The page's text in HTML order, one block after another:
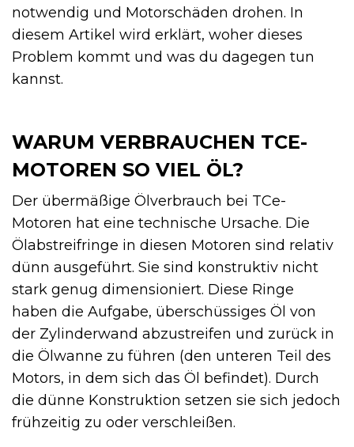
notwendig und Motorschäden drohen. In
diesem Artikel wird erklärt, woher dieses
Problem kommt und was du dagegen tun
kannst.
WARUM VERBRAUCHEN TCE-
MOTOREN SO VIEL ÖL?
Der übermäßige Ölverbrauch bei TCe-
Motoren hat eine technische Ursache. Die
Ölabstreifringe in diesen Motoren sind relativ
dünn ausgeführt. Sie sind konstruktiv nicht
stark genug dimensioniert. Diese Ringe
haben die Aufgabe, überschüssiges Öl von
der Zylinderwand abzustreifen und zurück in
die Ölwanne zu führen (den unteren Teil des
Motors, in dem sich das Öl befindet). Durch
die dünne Konstruktion setzen sie sich jedoch
frühzeitig zu oder verschleißen.